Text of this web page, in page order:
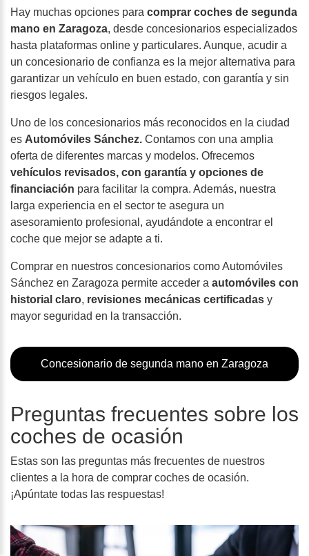
Hay muchas opciones para comprar coches de segunda
mano en Zaragoza, desde concesionarios especializados
hasta plataformas online y particulares. Aunque, acudir a
un concesionario de confianza es la mejor alternativa para
garantizar un vehículo en buen estado, con garantía y sin
riesgos legales.
Uno de los concesionarios más reconocidos en la ciudad
es Automóviles Sánchez. Contamos con una amplia
oferta de diferentes marcas y modelos. Ofrecemos
vehículos revisados, con garantía y opciones de
financiación para facilitar la compra. Además, nuestra
larga experiencia en el sector te asegura un
asesoramiento profesional, ayudándote a encontrar el
coche que mejor se adapte a ti.
Comprar en nuestros concesionarios como Automóviles
Sánchez en Zaragoza permite acceder a automóviles con
historial claro, revisiones mecánicas certificadas y
mayor seguridad en la transacción.
Concesionario de segunda mano en Zaragoza
Preguntas frecuentes sobre los
coches de ocasión
Estas son las preguntas más frecuentes de nuestros
clientes a la hora de comprar coches de ocasión.
¡Apúntate todas las respuestas!